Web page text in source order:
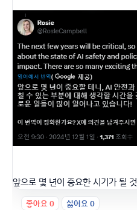
앞으로 몇 년이 중요한 시기가 될 것
좋아요0 싫어요0